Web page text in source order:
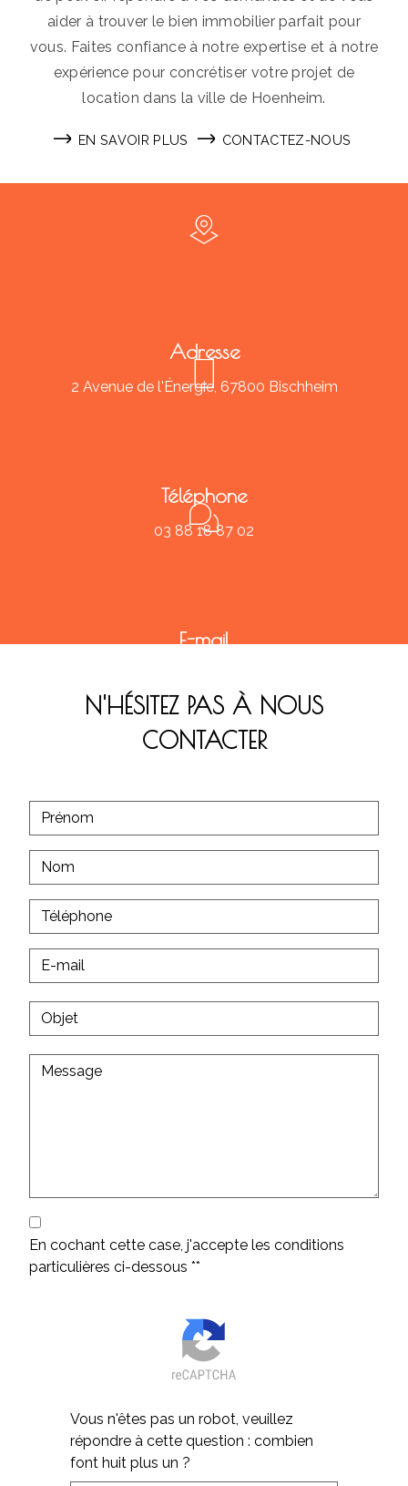
aider à trouver le bien immobilier parfait pour
vous. Faites confiance à notre expertise et à notre
expérience pour concrétiser votre projet de
location dans la ville de Hoenheim.
EN SAVOIR PLUS CONTACTEZ-NOUS
Adresse
2 Avenue de l'Énergie, 67800 Bischheim
Téléphone
03 88 18 87 02
E-mail
N'HÉSITEZ PAS À NOUS
CONTACTER
En cochant cette case, j'accepte les conditions
particulières ci-dessous **
Vous n'êtes pas un robot, veuillez
répondre à cette question : combien
font huit plus un ?